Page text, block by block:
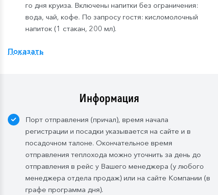
го дня круиза. Включены напитки без ограничения:
вода, чай, кофе. По запросу гостя: кисломолочный
напиток (1 стакан, 200 мл).
ресторане «Нева» на шлюпочной палу
тариф предусмотрен по умолчанию.
элементами шведского стола. Включены напитки
без ограничения: вода, сок, чай, кофе. В рейсах до
4-х дней при ранней высадке в день прибытия
завтрак континентальный;
заказная система питания, выбор блюд со 2-
го дня круиза. Включены напитки без ограничения:
Показать
Информация
Порт отправления (причал), время начала
регистрации и посадки указывается на сайте и в
посадочном талоне. Окончательное время
отправления теплохода можно уточнить за день до
отправления в рейс у Вашего менеджера (у любого
менеджера отдела продаж) или на сайте Компании (в
графе программа дня).